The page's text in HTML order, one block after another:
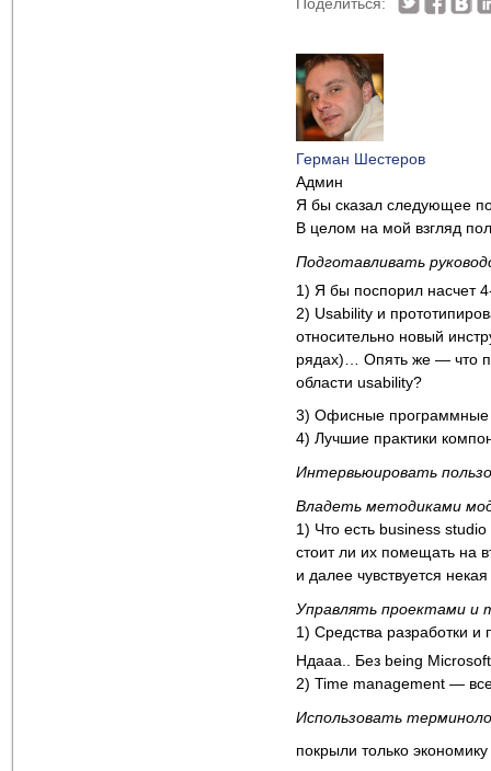
Герман Шестеров
Админ
Я бы сказал следующее
В целом на мой взгляд
Подготавливать
1) Я бы поспорил насчет
2) Usability и
относительно новый
рядах)… Опять же — что
области usability?
3) Офисные программные
4) Лучшие практики
Интервьюировать
Владеть методиками
1) Что есть business
стоит ли их помещать на
и далее чувствуется
Управлять проектами и
1) Средства разработки
Ндааа.. Без being
2) Time management —
Использовать
покрыли только